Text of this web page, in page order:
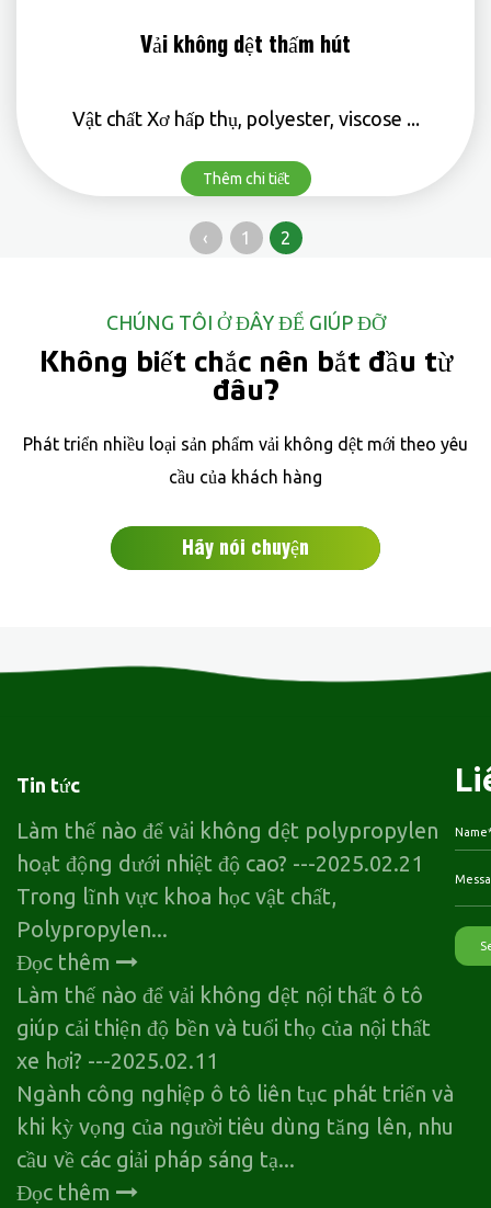
Vải không dệt thấm hút
Vật chất Xơ hấp thụ, polyester, viscose ...
Thêm chi tiết
‹ 1 2
CHÚNG TÔI Ở ĐÂY ĐỂ GIÚP ĐỠ
Không biết chắc nên bắt đầu từ
đâu?
Phát triển nhiều loại sản phẩm vải không dệt mới theo yêu
cầu của khách hàng
Hãy nói chuyện
Tin tức
Làm thế nào để vải không dệt polypropylen
hoạt động dưới nhiệt độ cao? ---2025.02.21
Trong lĩnh vực khoa học vật chất,
Polypropylen...
Đọc thêm
Làm thế nào để vải không dệt nội thất ô tô
giúp cải thiện độ bền và tuổi thọ của nội thất
xe hơi? ---2025.02.11
Ngành công nghiệp ô tô liên tục phát triển và
khi kỳ vọng của người tiêu dùng tăng lên, nhu
cầu về các giải pháp sáng tạ...
Đọc thêm